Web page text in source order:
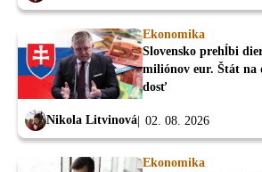
Ekonomika
Slovensko prehĺbi
miliónov eur. Štát na
dosť
Nikola Litvinová 02. 08. 2026
Ekonomika